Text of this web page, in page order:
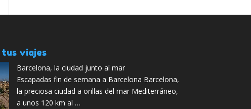
tus viajes
Barcelona, la ciudad junto al mar
Escapadas fin de semana a Barcelona Barcelona,
la preciosa ciudad a orillas del mar Mediterráneo,
a unos 120 km al …